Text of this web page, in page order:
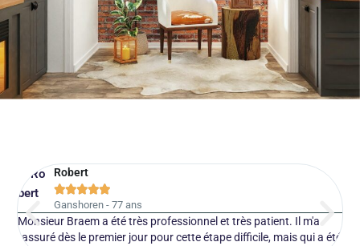
Robert

Ganshoren - 77 ans
Monsieur Braem a été très professionnel et très patient. Il m'a
rassuré dès le premier jour pour cette étape difficile, mais qui a été